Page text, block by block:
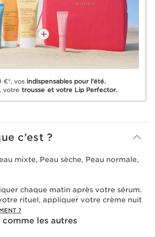
€*, vos indispensables pour l'été.
votre trousse et votre Lip Perfector.
c’est ?
mixte, Peau sèche, Peau normale,
chaque matin après votre sérum.
rituel, appliquer votre crème nuit
?
les autres